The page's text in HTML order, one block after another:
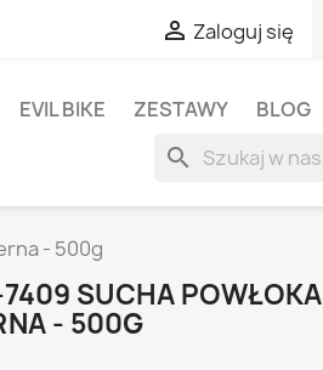
 Zaloguj się
EVIL BIKE ZESTAWY BLOG
search
- 500g
SUCHA POWŁOKA
- 500G